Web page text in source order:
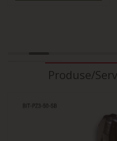
Produse/